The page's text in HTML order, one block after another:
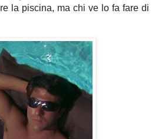
la piscina, ma chi ve lo fa fare di